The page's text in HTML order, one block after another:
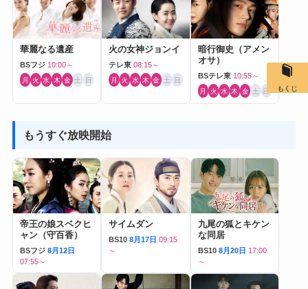
華麗なる遺産
BSフジ 10:00～
月 火 水 木 金 土 日
火の女神ジョンイ
テレ東 08:15～
月 火 水 木 金 土 日
暗行御史（アメン
オサ）
BSテレ東 10:55～
月 火 水 木 金 土 日
もうすぐ放映開始
帝王の娘スベクヒ
ャン（守百香）
BSフジ 8月12日
07:55～
サイムダン
BS10 8月17日 09:15
～
九尾の狐とキケン
な同居
BS10 8月20日 17:00
～
もくじ